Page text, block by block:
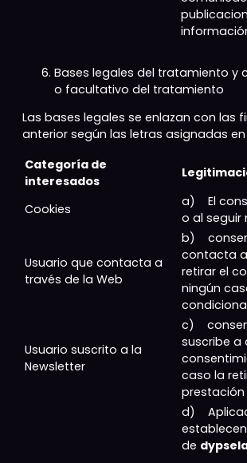
Bases legales del tratamiento y
o facultativo del tratamiento
Las bases legales se enlazan con las
anterior según las letras asignadas
Categoría de
interesados
Cookies
a) El
o al
Usuario que contacta a
través de la Web
b)
contacta a
retirar el
ningún
Usuario suscrito a la
Newsletter
c)
suscribe a
caso la
prestación
d)
de